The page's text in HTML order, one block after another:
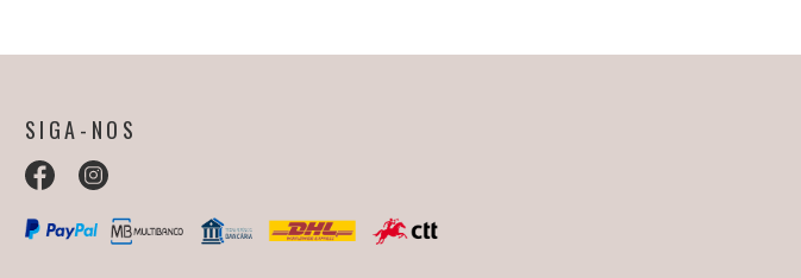
SIGA-NOS